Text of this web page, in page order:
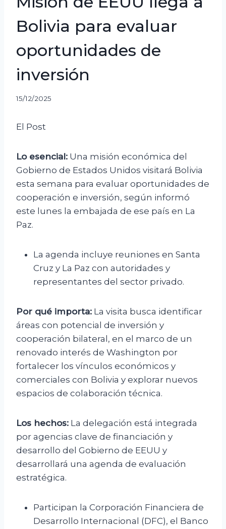
Bolivia para evaluar
oportunidades de
inversión
15/12/2025
El Post
Lo esencial: Una misión económica del
Gobierno de Estados Unidos visitará Bolivia
esta semana para evaluar oportunidades de
cooperación e inversión, según informó
este lunes la embajada de ese país en La
Paz.
La agenda incluye reuniones en Santa
Cruz y La Paz con autoridades y
representantes del sector privado.
Por qué importa: La visita busca identificar
áreas con potencial de inversión y
cooperación bilateral, en el marco de un
renovado interés de Washington por
fortalecer los vínculos económicos y
comerciales con Bolivia y explorar nuevos
espacios de colaboración técnica.
Los hechos: La delegación está integrada
por agencias clave de financiación y
desarrollo del Gobierno de EEUU y
desarrollará una agenda de evaluación
estratégica.
Participan la Corporación Financiera de
Desarrollo Internacional (DFC), el Banco